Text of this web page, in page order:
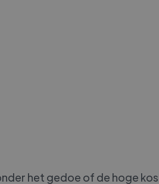
het gedoe of de hoge